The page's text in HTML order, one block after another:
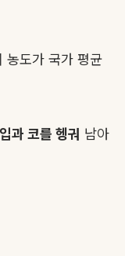
농도가 국가 평균
과 코를 헹궈 남아